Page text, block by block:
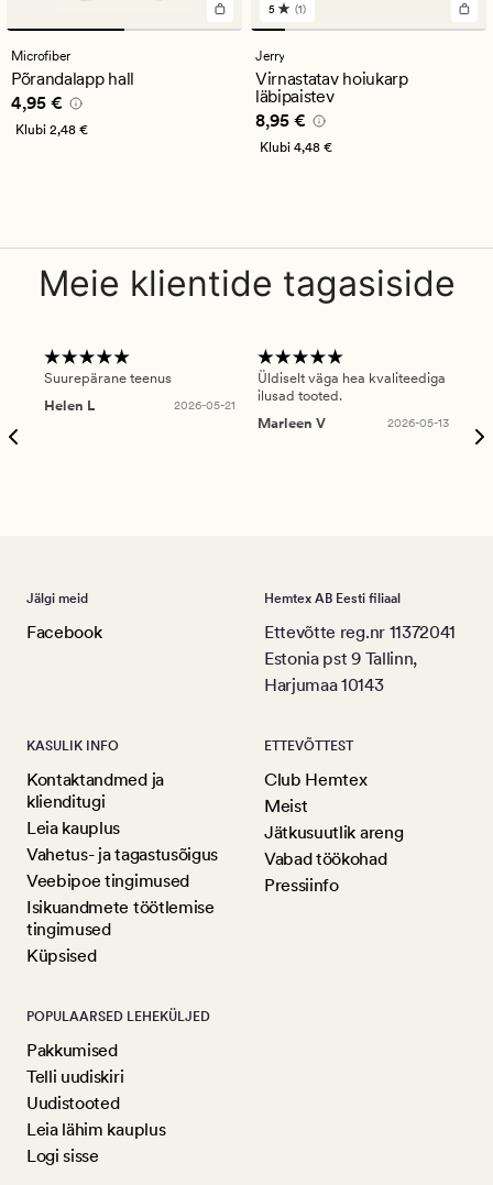
Microfiber
Põrandalapp hall
Pris_ee 4,95 €
4,95 €
Klubi 2,48 €
1
arvustust
keskmise
hinnanguga
5
5 (1)
Jerry
Virnastatav hoiukarp
läbipaistev
Pris_ee 8,95 €
8,95 €
Klubi 4,48 €
Meie klientide tagasiside
Suurepärane teenus
Helen L
2026-05-21
Üldiselt väga hea kvaliteediga
ilusad tooted.
Marleen V
2026-05-13
Jälgi meid
Facebook
Hemtex AB Eesti filiaal
Ettevõtte reg.nr 11372041
Estonia pst 9 Tallinn,
Harjumaa 10143
KASULIK INFO
Kontaktandmed ja
klienditugi
Leia kauplus
Vahetus- ja tagastusõigus
Veebipoe tingimused
Isikuandmete töötlemise
tingimused
Küpsised
ETTEVÕTTEST
Club Hemtex
Meist
Jätkusuutlik areng
Vabad töökohad
Pressiinfo
POPULAARSED LEHEKÜLJED
Pakkumised
Telli uudiskiri
Uudistooted
Leia lähim kauplus
Logi sisse